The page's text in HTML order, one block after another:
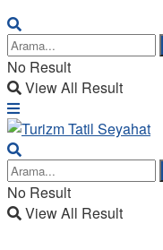
No Result
View All Result
No Result
View All Result